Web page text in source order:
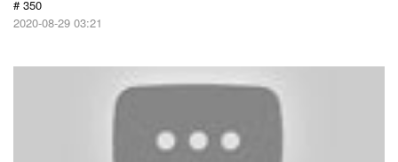
# 350
2020-08-29 03:21